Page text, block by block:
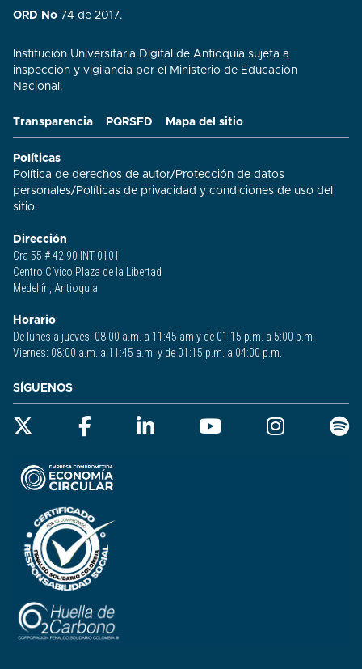
Transparencia PQRSFD Mapa del sitio
Políticas
Política de derechos de autor/ Protección de datos
personales/ Políticas de privacidad y condiciones de uso del
sitio​
Dirección
Cra 55 # 42 90 INT 0101
Centro Cívico Plaza de la Libertad
Medellín, Antioquia
Horario
De lunes a jueves: 08:00 a.m. a 11:45 am y de 01:15 p.m. a 5:00 p.m.
Viernes: 08:00 a.m. a 11:45 a.m. y de 01:15 p.m. a 04:00 p.m.
ORD No 74 de 2017.
Institución Universitaria Digital de Antioquia sujeta a
inspección y vigilancia por el Ministerio de Educación
Nacional.
SÍGUENOS